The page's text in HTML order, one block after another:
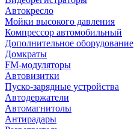
Автокресло
Мойки высокого давления
Компрессор автомобильный
Дополнительное оборудование
Домкраты
FM-модуляторы
Автовизитки
Пуско-зарядные устройства
Автодержатели
Автомагнитолы
Антирадары